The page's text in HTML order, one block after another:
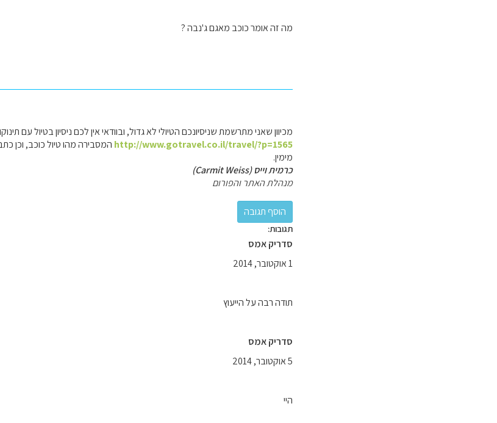
מה זה אומר כוכב מאגם ג'נבה ?
מכיוון שאני מתרשמת שניסיונכם הטיולי לא גדול, ובוודאי אין לכם ניסיון בטיול עם
http://www.gotravel.co.il/travel/?p=1565 המסבירה מהו טיול כוכב, וכן
מימין.
כרמית וייס (Carmit Weiss)
מנהלת האתר והפורום
תגובות:
סדריק אמס
1 אוקטובר, 2014
תודה רבה על הייעוץ
סדריק אמס
5 אוקטובר, 2014
היי